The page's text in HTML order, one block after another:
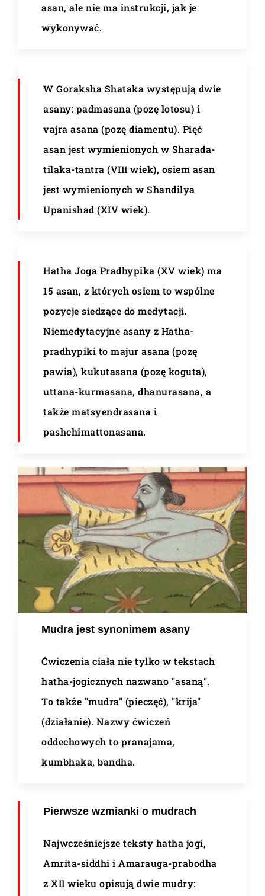
asan, ale nie ma instrukcji, jak je
wykonywać.
W Goraksha Shataka występują dwie
asany: padmasana (pozę lotosu) i
vajra asana (pozę diamentu). Pięć
asan jest wymienionych w Sharada-
tilaka-tantra (VIII wiek), osiem asan
jest wymienionych w Shandilya
Upanishad (XIV wiek).
Hatha Joga Pradhypika (XV wiek) ma
15 asan, z których osiem to wspólne
pozycje siedzące do medytacji.
Niemedytacyjne asany z Hatha-
pradhypiki to majur asana (pozę
pawia), kukutasana (pozę koguta),
uttana-kurmasana, dhanurasana, a
także matsyendrasana i
pashchimattonasana.
Mudra jest synonimem asany
Ćwiczenia ciała nie tylko w tekstach
hatha-jogicznych nazwano "asaną".
To także "mudra" (pieczęć), "krija"
(działanie). Nazwy ćwiczeń
oddechowych to pranajama,
kumbhaka, bandha.
Pierwsze wzmianki o mudrach
Najwcześniejsze teksty hatha jogi,
Amrita-siddhi i Amarauga-prabodha
z XII wieku opisują dwie mudry: